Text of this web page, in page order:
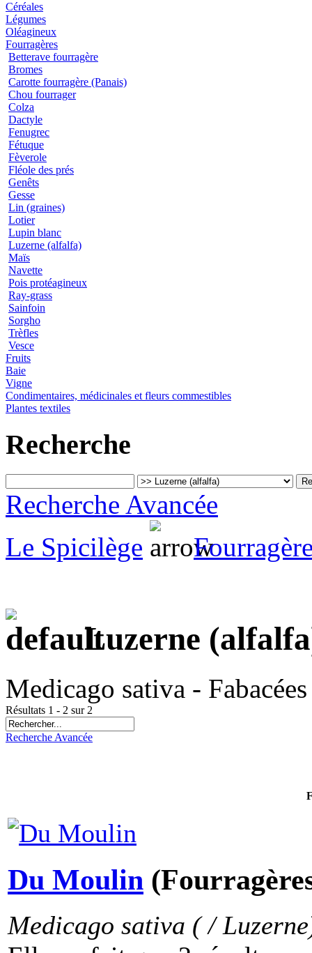
Céréales
Légumes
Oléagineux
Fourragères
Betterave fourragère
Bromes
Carotte fourragère (Panais)
Chou fourrager
Colza
Dactyle
Fenugrec
Fétuque
Fèverole
Fléole des prés
Genêts
Gesse
Lin (graines)
Lotier
Lupin blanc
Luzerne (alfalfa)
Maïs
Navette
Pois protéagineux
Ray-grass
Sainfoin
Sorgho
Trèfles
Vesce
Fruits
Baie
Vigne
Condimentaires, médicinales et fleurs commestibles
Plantes textiles
Recherche
Recherche Avancée
Le Spicilège
Luzerne
Medicago sativa - Fabacées
Résultats 1 - 2 sur 2
Recherche Avancée
Du Moulin
Medicago sativa ( /